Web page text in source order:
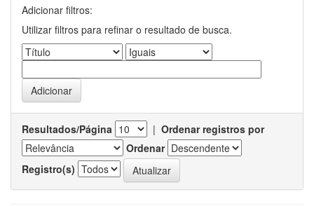
Adicionar filtros:
Utilizar filtros para refinar o resultado de busca.
Resultados/Página | Ordenar registros por
Ordenar
Registro(s)